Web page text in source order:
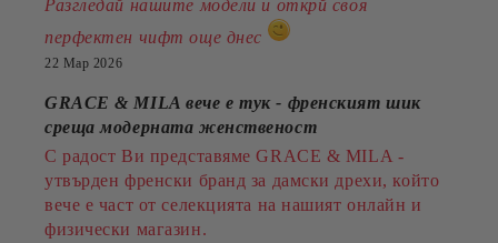
Разгледай нашите модели и открй своя
перфектен чифт още днес
22 Мар 2026
GRACE & MILA вече е тук - френският шик
среща модерната женственост
С радост Ви представяме GRACE & MILA -
утвърден френски бранд за дамски дрехи, който
вече е част от селекцията на нашият онлайн и
физически магазин.